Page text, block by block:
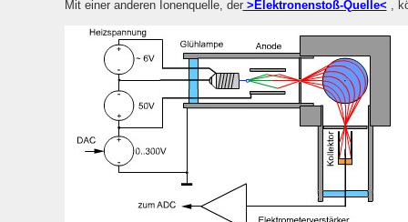
Mit einer anderen Ionenquelle, der>Elektronenstoß-Quelle< ,